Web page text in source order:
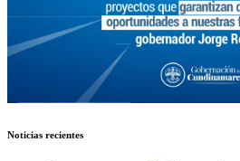
Noticias recientes